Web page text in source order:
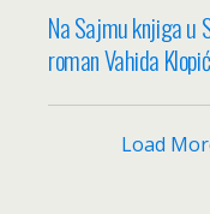
Na Sajmu knjiga u
roman Vahida
Load